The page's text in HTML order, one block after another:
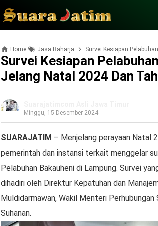
Home Jasa Raharja Survei Kesiapan
Survei Kesiapan
Jelang Natal 2024 Dan
Minggu, 15 Desember 2024
SUARAJATIM – Menjelang perayaan Natal
pemerintah dan instansi terkait menggelar
Pelabuhan Bakauheni di Lampung. Survei
dihadiri oleh Direktur Kepatuhan dan
Muldidarmawan, Wakil Menteri
Suhanan.